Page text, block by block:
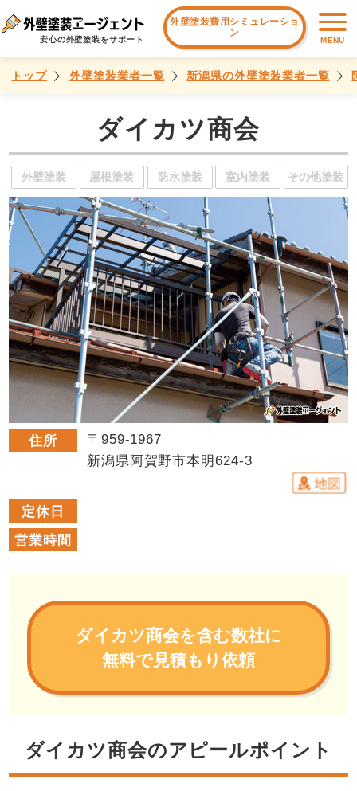
安心の外壁塗装をサポート
外壁塗装費用シミュレーショ
ン
MENU
トップ 外壁塗装業者一覧 新潟県の外壁塗装業者一覧
ダイカツ商会
外壁塗装 屋根塗装 防水塗装 室内塗装 その他塗装
住所
〒959-1967
新潟県阿賀野市本明624-3
定休日
営業時間
ダイカツ商会を含む数社に
無料で見積もり依頼
ダイカツ商会のアピールポイント